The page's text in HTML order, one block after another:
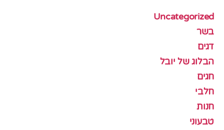
Uncategorized
בשר
דגים
הבלוג של יובל
חגים
חלבי
חנות
טבעוני